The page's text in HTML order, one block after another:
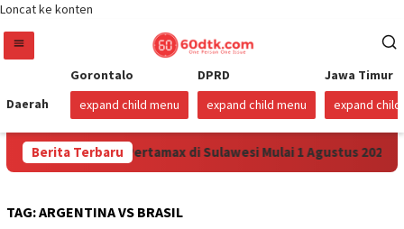
Loncat ke konten
Daerah
Gorontalo
expand child menu
DPRD
expand child menu
Jawa Timur
expand child
Berita Terbaru
Turunkan Harga Pertamax di Sulawesi Mulai 1 Agustus 2026
TAG:ARGENTINA VS BRASIL